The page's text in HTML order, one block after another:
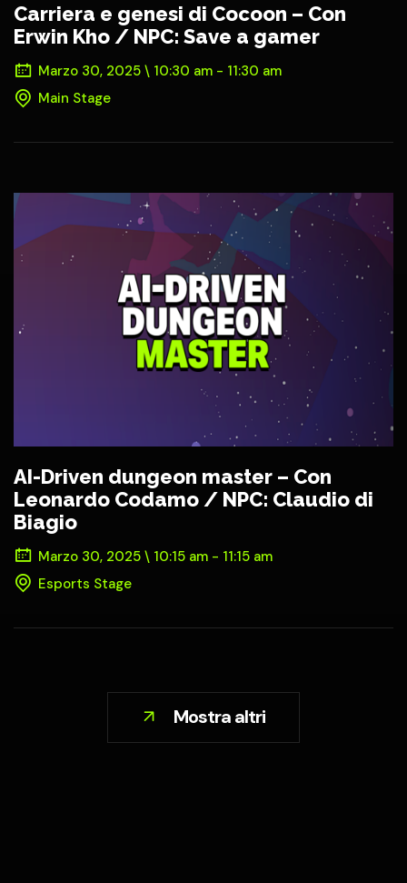
Carriera e genesi di Cocoon – Con
Erwin Kho / NPC: Save a gamer
Marzo 30, 2025 \ 10:30 am - 11:30 am
Main Stage
AI-Driven dungeon master – Con
Leonardo Codamo / NPC: Claudio di
Biagio
Marzo 30, 2025 \ 10:15 am - 11:15 am
Esports Stage
Mostra altri